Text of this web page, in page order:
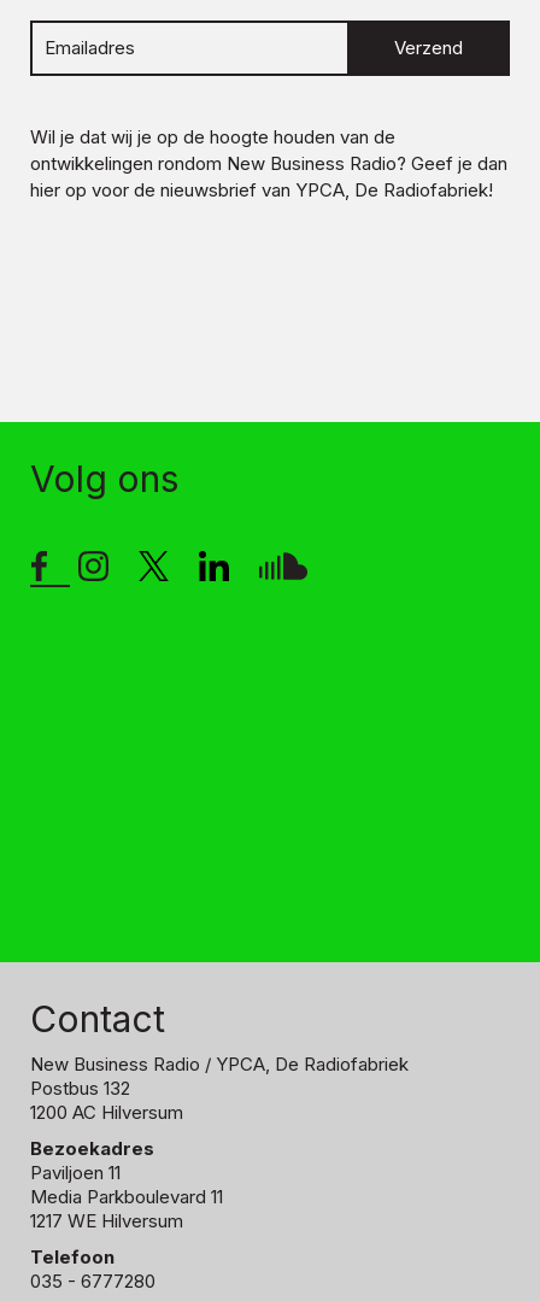
Verzend
Wil je dat wij je op de hoogte houden van de
ontwikkelingen rondom New Business Radio? Geef je dan
hier op voor de nieuwsbrief van YPCA, De Radiofabriek!
Volg ons
Contact
New Business Radio / YPCA, De Radiofabriek
Postbus 132
1200 AC Hilversum
Bezoekadres
Paviljoen 11
Media Parkboulevard 11
1217 WE Hilversum
Telefoon
035 - 6777280